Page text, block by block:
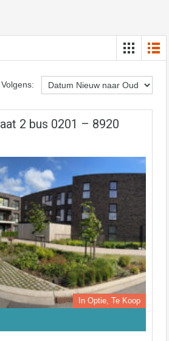
2 bus 0201 – 8920
In Optie, Te Koop